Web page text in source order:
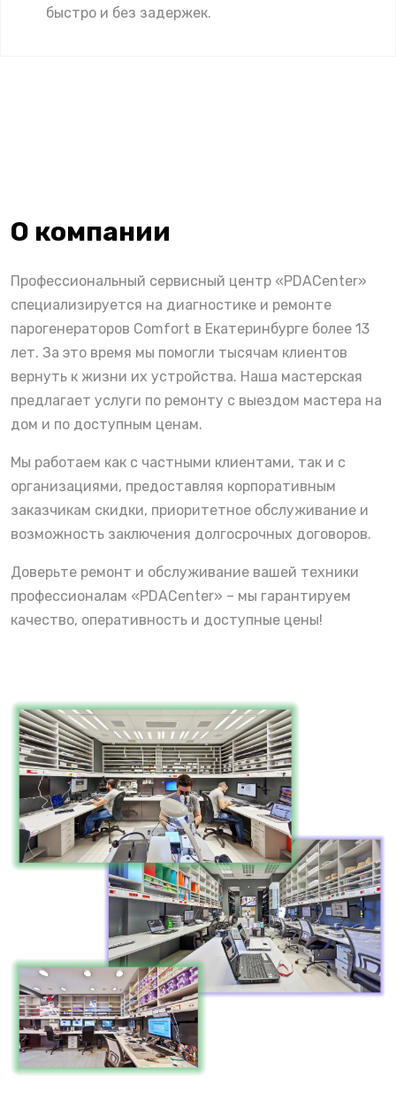
быстро и без задержек.
О компании
Профессиональный сервисный центр «PDACenter»
специализируется на диагностике и ремонте
парогенераторов Comfort в Екатеринбурге более 13
лет. За это время мы помогли тысячам клиентов
вернуть к жизни их устройства. Наша мастерская
предлагает услуги по ремонту с выездом мастера на
дом и по доступным ценам.
Мы работаем как с частными клиентами, так и с
организациями, предоставляя корпоративным
заказчикам скидки, приоритетное обслуживание и
возможность заключения долгосрочных договоров.
Доверьте ремонт и обслуживание вашей техники
профессионалам «PDACenter» – мы гарантируем
качество, оперативность и доступные цены!